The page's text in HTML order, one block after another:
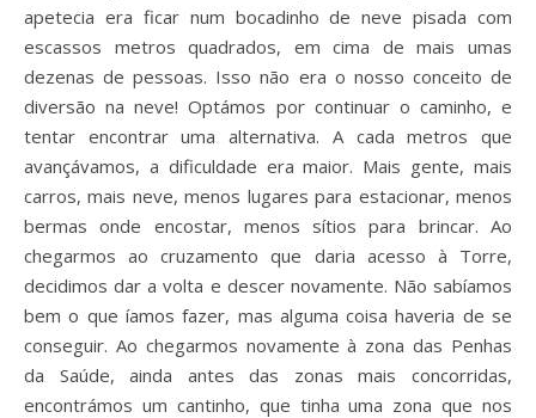
apetecia era ficar num bocadinho de neve pisada com
escassos metros quadrados, em cima de mais umas
dezenas de pessoas. Isso não era o nosso conceito de
diversão na neve! Optámos por continuar o caminho, e
tentar encontrar uma alternativa. A cada metros que
avançávamos, a dificuldade era maior. Mais gente, mais
carros, mais neve, menos lugares para estacionar, menos
bermas onde encostar, menos sítios para brincar. Ao
chegarmos ao cruzamento que daria acesso à Torre,
decidimos dar a volta e descer novamente. Não sabíamos
bem o que íamos fazer, mas alguma coisa haveria de se
conseguir. Ao chegarmos novamente à zona das Penhas
da Saúde, ainda antes das zonas mais concorridas,
encontrámos um cantinho, que tinha uma zona que nos